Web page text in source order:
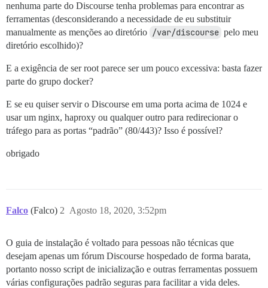
nenhuma parte do Discourse tenha problemas para encontrar as
ferramentas (desconsiderando a necessidade de eu substituir
manualmente as menções ao diretório /var/discourse pelo meu
diretório escolhido)?
E a exigência de ser root parece ser um pouco excessiva: basta fazer
parte do grupo docker?
E se eu quiser servir o Discourse em uma porta acima de 1024 e
usar um nginx, haproxy ou qualquer outro para redirecionar o
tráfego para as portas “padrão” (80/443)? Isso é possível?
obrigado
Falco (Falco) Agosto 18, 2020, 3:52pm
2
O guia de instalação é voltado para pessoas não técnicas que
desejam apenas um fórum Discourse hospedado de forma barata,
portanto nosso script de inicialização e outras ferramentas possuem
várias configurações padrão seguras para facilitar a vida deles.